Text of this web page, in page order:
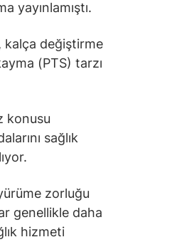
yayınlamıştı.
kalça değiştirme
(PTS) tarzı
konusu
sağlık
zorluğu
genellikle daha
hizmeti